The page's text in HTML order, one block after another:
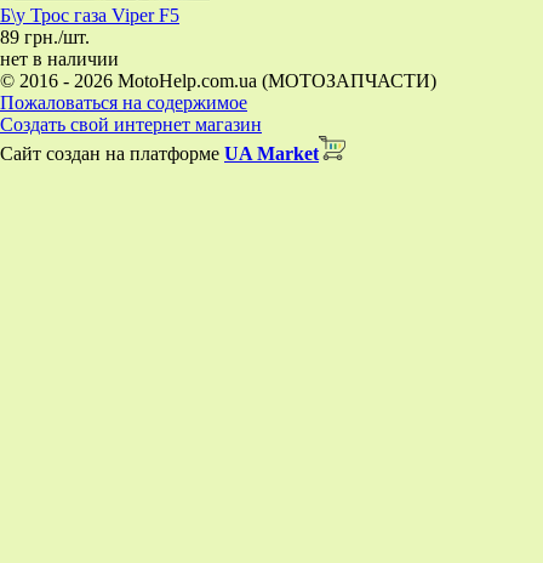
Б\у Трос газа Viper F5
89 грн./шт.
нет в наличии
© 2016 - 2026 MotoHelp.com.ua (МОТОЗАПЧАСТИ)
Пожаловаться на содержимое
Создать свой интернет магазин
Сайт создан на платформе UA Market